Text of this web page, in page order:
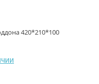
420*210*100